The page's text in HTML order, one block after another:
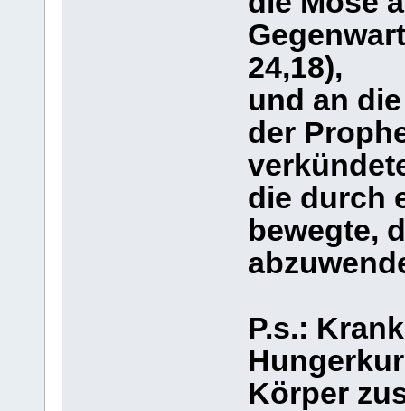
24,18),
und an
der
die durch
bewegte,
P.s.:
Körper